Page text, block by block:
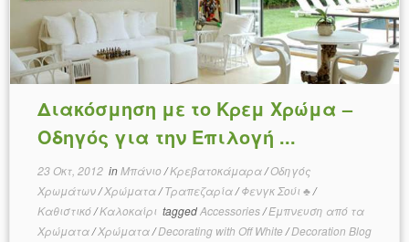
Διακόσμηση με το Κρεμ Χρώμα –
Οδηγός για την Επιλογή ...
23 Οκτ, 2012inΜπάνιο /Κρεβατοκάμαρα/Οδηγός
Χρωμάτων/Χρώματα/Τραπεζαρία/Φενγκ Σούι ♣/
Καθιστικό/Καλοκαίρι taggedAccessories/Έμπνευση από τα
Χρώματα/Χρώματα/Decorating with Off White/Decoration Blog